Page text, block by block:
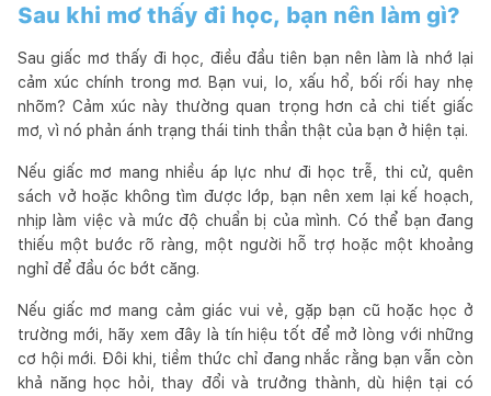
Sau khi mơ thấy đi học, bạn nên làm gì?
Sau giấc mơ thấy đi học, điều đầu tiên bạn nên làm là nhớ lại
cảm xúc chính trong mơ. Bạn vui, lo, xấu hổ, bối rối hay nhẹ
nhõm? Cảm xúc này thường quan trọng hơn cả chi tiết giấc
mơ, vì nó phản ánh trạng thái tinh thần thật của bạn ở hiện tại.
Nếu giấc mơ mang nhiều áp lực như đi học trễ, thi cử, quên
sách vở hoặc không tìm được lớp, bạn nên xem lại kế hoạch,
nhịp làm việc và mức độ chuẩn bị của mình. Có thể bạn đang
thiếu một bước rõ ràng, một người hỗ trợ hoặc một khoảng
nghỉ để đầu óc bớt căng.
Nếu giấc mơ mang cảm giác vui vẻ, gặp bạn cũ hoặc học ở
trường mới, hãy xem đây là tín hiệu tốt để mở lòng với những
cơ hội mới. Đôi khi, tiềm thức chỉ đang nhắc rằng bạn vẫn còn
khả năng học hỏi, thay đổi và trưởng thành, dù hiện tại có